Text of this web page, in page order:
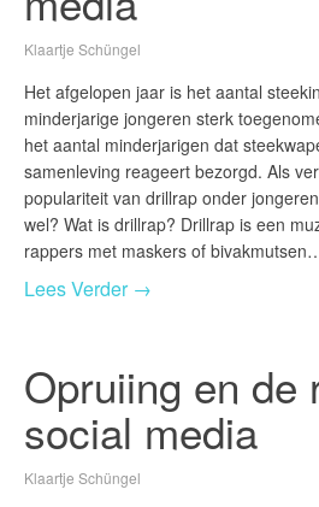
Klaartje Schüngel
Het afgelopen jaar is het aantal
minderjarige jongeren sterk
het aantal minderjarigen dat
samenleving reageert bezorgd. Als
populariteit van drillrap onder
wel? Wat is drillrap? Drillrap is een
rappers met maskers of
Lees Verder →
Opruiing en de
social media
Klaartje Schüngel